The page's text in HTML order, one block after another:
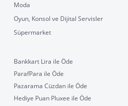
Moda
Oyun, Konsol ve Dijital Servisler
Süpermarket
Bankkart Lira ile Öde
ParafPara ile Öde
Pazarama Cüzdan ile Öde
Hediye Puan Pluxee ile Öde